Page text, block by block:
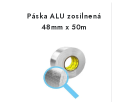
Páska ALU zosilnená
48mm x 50m